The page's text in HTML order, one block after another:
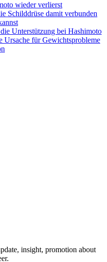
wieder verlierst
Schilddrüse damit verbunden
Unterstützung bei Hashimoto
Ursache für Gewichtsprobleme
insight, promotion about